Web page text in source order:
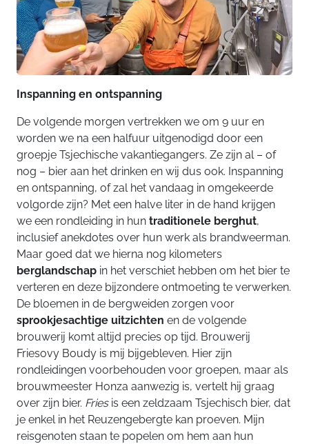
Inspanning en ontspanning
De volgende morgen vertrekken we om 9 uur en
worden we na een halfuur uitgenodigd door een
groepje Tsjechische vakantiegangers. Ze zijn al – of
nog – bier aan het drinken en wij dus ook. Inspanning
en ontspanning, of zal het vandaag in omgekeerde
volgorde zijn? Met een halve liter in de hand krijgen
we een rondleiding in hun traditionele berghut,
inclusief anekdotes over hun werk als brandweerman.
Maar goed dat we hierna nog kilometers
berglandschap in het verschiet hebben om het bier te
verteren en deze bijzondere ontmoeting te verwerken.
De bloemen in de bergweiden zorgen voor
sprookjesachtige uitzichten en de volgende
brouwerij komt altijd precies op tijd. Brouwerij
Friesovy Boudy is mij bijgebleven. Hier zijn
rondleidingen voorbehouden voor groepen, maar als
brouwmeester Honza aanwezig is, vertelt hij graag
over zijn bier. Friesis een zeldzaam Tsjechisch bier, dat
je enkel in het Reuzengebergte kan proeven. Mijn
reisgenoten staan te popelen om hem aan hun